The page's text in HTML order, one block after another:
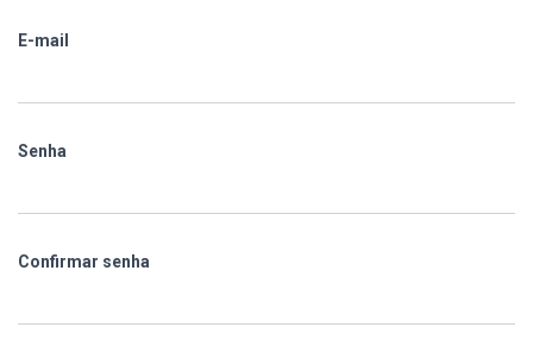
E-mail
Senha
Confirmar senha